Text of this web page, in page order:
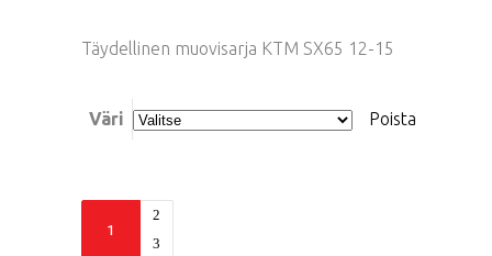
Täydellinen muovisarja KTM SX65 12-15
Väri Poista
täydellinen